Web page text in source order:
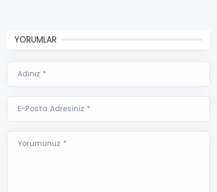
YORUMLAR
Adınız *
E-Posta Adresiniz *
Yorumunuz *